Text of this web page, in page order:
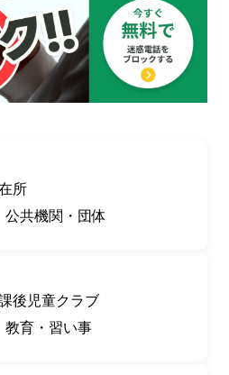
所
公共機関・団体
後児童クラブ
教育・習い事